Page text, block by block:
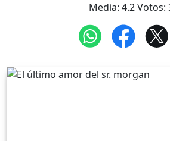
Media: 4.2Votos: